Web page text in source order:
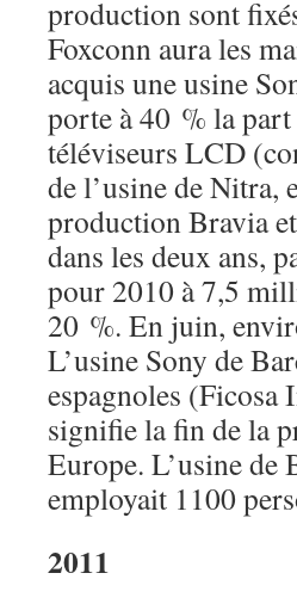
production sont
Foxconn aura les
acquis une usine
porte à 40 % la
téléviseurs LCD
de l’usine de Nitra,
production Bravia
dans les deux ans,
pour 2010 à 7,5
20 %. En juin,
L’usine Sony de
espagnoles (Ficosa
signifie la fin de la
Europe. L’usine de
employait 1100
2011